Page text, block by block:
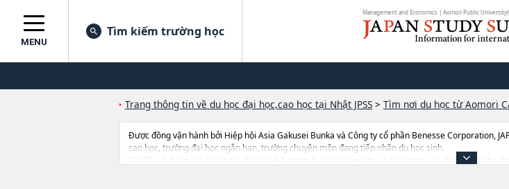
MENU
Tìm kiếm trường học
Trang thông tin về du học đại học,cao học tại Nhật JPSS > Tìm nơi du học từ Aomori
Được đồng vận hành bởi Hiệp hội Asia Gakusei Bunka và Công ty cổ phần Benesse Corporation,
cao học, trường đại học ngắn hạn, trường chuyên môn đang tiếp nhận du học sinh.
Tại đây có đăng các thông tin chi tiết về Aomori Public University, và thông tin cần thiết dành cho